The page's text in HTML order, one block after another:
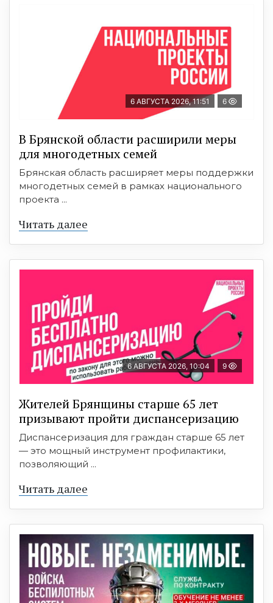
6 АВГУСТА 2026, 11:51 6
В Брянской области расширили меры
для многодетных семей
Брянская область расширяет меры поддержки
многодетных семей в рамках национального
проекта ...
Читать далее
6 АВГУСТА 2026, 10:04 9
Жителей Брянщины старше 65 лет
призывают пройти диспансеризацию
Диспансеризация для граждан старше 65 лет
— это мощный инструмент профилактики,
позволяющий ...
Читать далее